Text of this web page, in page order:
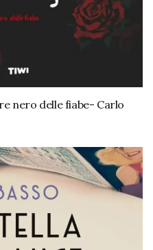
nero delle fiabe- Carlo